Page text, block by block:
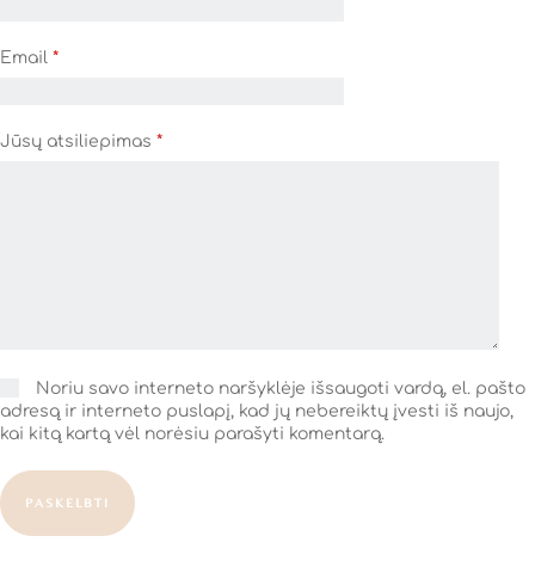
Email *
Jūsų atsiliepimas *
Noriu savo interneto naršyklėje išsaugoti vardą, el. pašto
adresą ir interneto puslapį, kad jų nebereiktų įvesti iš naujo,
kai kitą kartą vėl norėsiu parašyti komentarą.
PASKELBTI